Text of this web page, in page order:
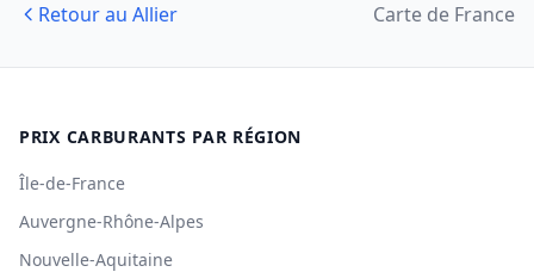
Retour au Allier Carte de France
PRIX CARBURANTS PAR RÉGION
Île-de-France
Auvergne-Rhône-Alpes
Nouvelle-Aquitaine